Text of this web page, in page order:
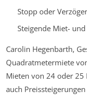
Stopp oder
Steigende Miet-
Carolin Hegenbarth,
Quadratmetermiete
Mieten von 24 oder 25
auch